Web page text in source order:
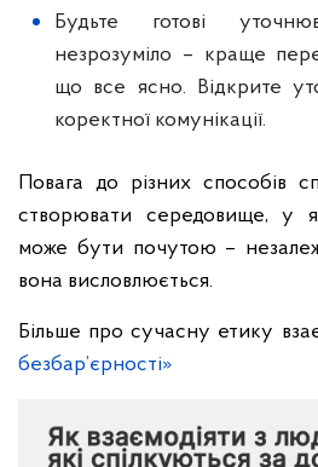
Будьте готові
незрозуміло – краще
що все ясно. Відкрите
коректної комунікації.
Повага до різних способів
створювати середовище, у
може бути почутою –
вона висловлюється.
Більше про сучасну етику
безбар’єрності»